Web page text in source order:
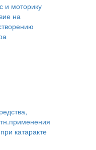
и моторику
на
катаракте